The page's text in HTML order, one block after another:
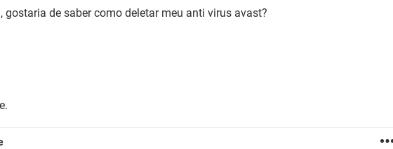
gostaria de saber como deletar meu anti virus avast?